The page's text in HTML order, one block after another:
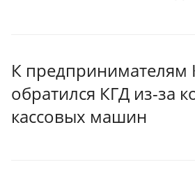
К предпринимателям
обратился КГД из-за
кассовых машин